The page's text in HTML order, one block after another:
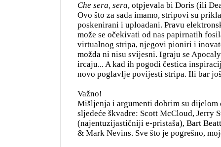
Che sera, sera, otpjevala bi Doris (ili
Ovo što za sada imamo, stripovi su
poskenirani i uploadani. Pravu
može se očekivati od nas papirnatih
virtualnog stripa, njegovi pioniri i
možda ni nisu svijesni. Igraju se
ircaju... A kad ih pogodi čestica
novo poglavlje povijesti stripa. Ili bar
Važno!
Mišljenja i argumenti dobrim su dijelom
sljedeće škvadre: Scott McCloud, Jerry
(najentuzijastičniji e-pristaša), Bart
& Mark Nevins. Sve što je pogrešno,